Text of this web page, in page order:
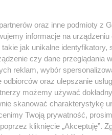
oraz inne podmioty z
informacje na urządzeniu
jak unikalne identyfikatory,
czy dane przeglądania
reklam, wybór
oraz ulepszanie
możemy używać
skanować charakterystykę
Twoją prywatność,
kliknięcie „Akceptuję”.